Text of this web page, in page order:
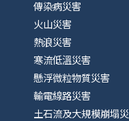
傳染病災害
火山災害
熱浪災害
寒流低溫災害
懸浮微粒物質災害
輸電線路災害
土石流及大規模崩塌